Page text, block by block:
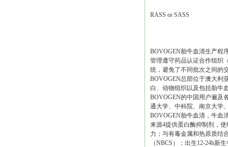
RASS or SASS
BOVOGEN胎牛血清生产程
管理遵守药品认证合作组织
统，避免了不同批次之间的
BOVOGEN总部位于澳大利
白、动物组织以及包括胎牛
BOVOGEN的中国用户遍及
通大学、中科院、南京大学
BOVOGEN胎牛血清，牛血
来源4提供蛋白酶抑制剂，
力；与有毒金属和热原质结
（NBCS）：出生12-24h新